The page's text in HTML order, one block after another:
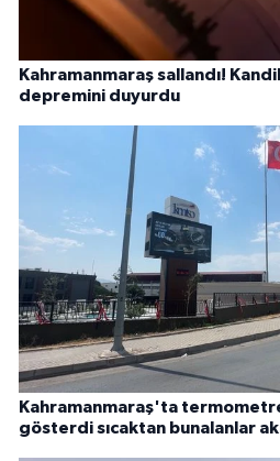
Kahramanmaraş sallandı!
depremini duyurdu
Kahramanmaraş'ta
gösterdi sıcaktan bunalanlar